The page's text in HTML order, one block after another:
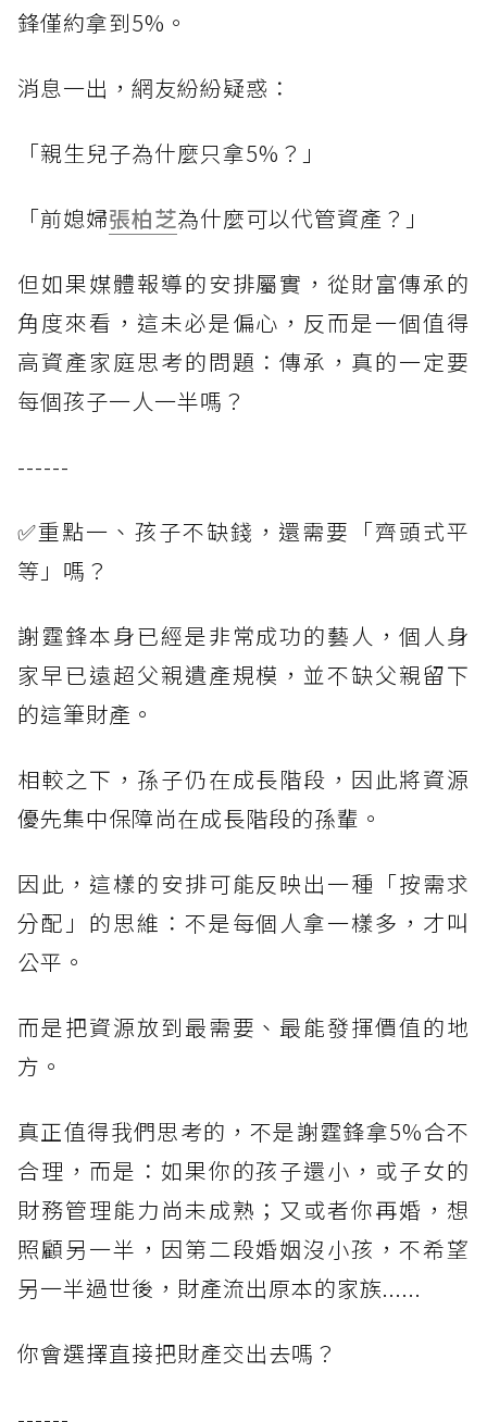
鋒僅約拿到5%。
消息一出，網友紛紛疑惑：
「親生兒子為什麼只拿5%？」
「前媳婦張柏芝為什麼可以代管資產？」
但如果媒體報導的安排屬實，從財富傳承的
角度來看，這未必是偏心，反而是一個值得
高資產家庭思考的問題：傳承，真的一定要
每個孩子一人一半嗎？
------
✅重點一、孩子不缺錢，還需要「齊頭式平
等」嗎？
謝霆鋒本身已經是非常成功的藝人，個人身
家早已遠超父親遺產規模，並不缺父親留下
的這筆財產。
相較之下，孫子仍在成長階段，因此將資源
優先集中保障尚在成長階段的孫輩。
因此，這樣的安排可能反映出一種「按需求
分配」的思維：不是每個人拿一樣多，才叫
公平。
而是把資源放到最需要、最能發揮價值的地
方。
真正值得我們思考的，不是謝霆鋒拿5%合不
合理，而是：如果你的孩子還小，或子女的
財務管理能力尚未成熟；又或者你再婚，想
照顧另一半，因第二段婚姻沒小孩，不希望
另一半過世後，財產流出原本的家族......
你會選擇直接把財產交出去嗎？